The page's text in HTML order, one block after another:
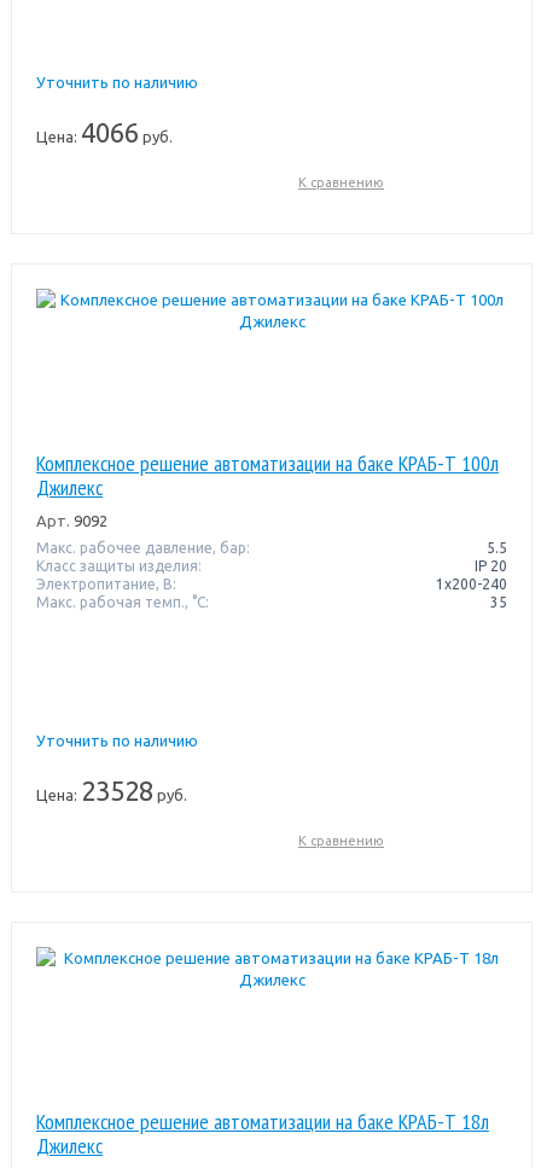
Уточнить по наличию
Цена: 4066 руб.
К сравнению
Комплексное решение автоматизации на баке КРАБ-Т 100л
Джилекс
Арт. 9092
Макс. рабочее давление, бар:
5.5
Класс защиты изделия:
IP 20
Электропитание, В:
1x200-240
Макс. рабочая темп., °С:
35
Уточнить по наличию
Цена: 23528 руб.
К сравнению
Комплексное решение автоматизации на баке КРАБ-Т 18л
Джилекс